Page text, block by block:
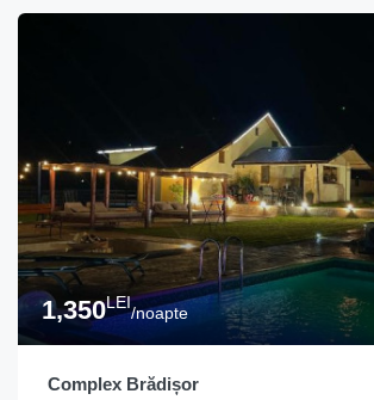
1,350LEI
/noapte
Complex Brădișor